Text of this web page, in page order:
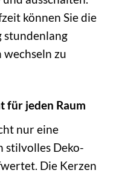
können Sie die
stundenlang
zu
für jeden Raum
nur eine
stilvolles Deko-
Die Kerzen